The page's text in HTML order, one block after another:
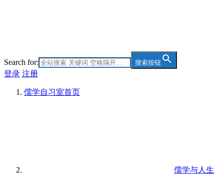
Search for: 搜索按钮
登录 注册
儒学自习室首页
儒学与人生